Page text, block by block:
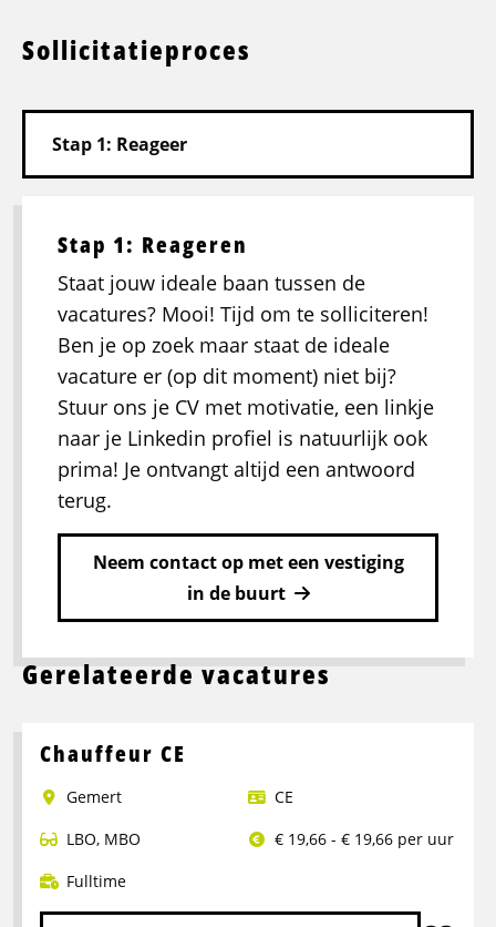
Sollicitatieproces
Stap 1: Reageren
Staat jouw ideale baan tussen de
vacatures? Mooi! Tijd om te solliciteren!
Ben je op zoek maar staat de ideale
vacature er (op dit moment) niet bij?
Stuur ons je CV met motivatie, een linkje
naar je Linkedin profiel is natuurlijk ook
prima! Je ontvangt altijd een antwoord
terug.
Neem contact op met een vestiging
in de buurt
Gerelateerde vacatures
Chauffeur CE
Gemert
CE
LBO, MBO
€ 19,66 - € 19,66 per uur
Fulltime